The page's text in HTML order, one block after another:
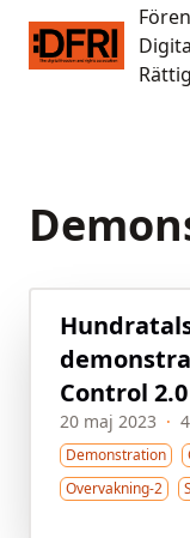
Föreningen för
Control 2.0
20 maj 2023 ·
Demonstration
Overvakning-2